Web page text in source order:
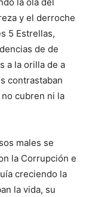
la ola del
y el derroche
5 Estrellas,
de de
a la orilla de a
contrastaban
cubren ni la
males se
la Corrupción e
creciendo la
la vida, su